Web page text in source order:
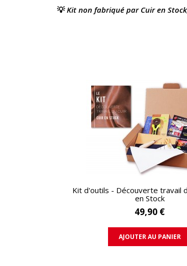
💡Kit non fabriqué par Cuir en
APERÇU RAPIDE
Kit d'outils - Découverte travail
en Stock
49,90 €
AJOUTER AU PANIER